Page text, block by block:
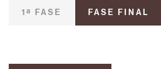
1ª FASE FASE FINAL